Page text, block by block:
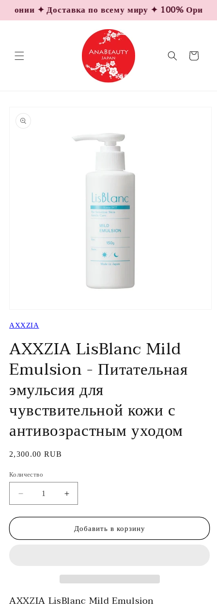
к
контенту
✦ Доставка по всему миру ✦ 100%
Корзина
информации
о продукте
файлы
модальном
окне
AXXZIA
AXXZIA LisBlanc Mild
Emulsion - Питательная
эмульсия для
чувствительной кожи с
антивозрастным уходом
Обычная
2,300.00 RUB
Количество
Уменьшить
количество
AXXZIA
Mild
чувствительной
Увеличить
количество
AXXZIA
LisBlanc
Mild
чувствительной
Добавить в корзину
AXXZIA LisBlanc Mild Emulsion